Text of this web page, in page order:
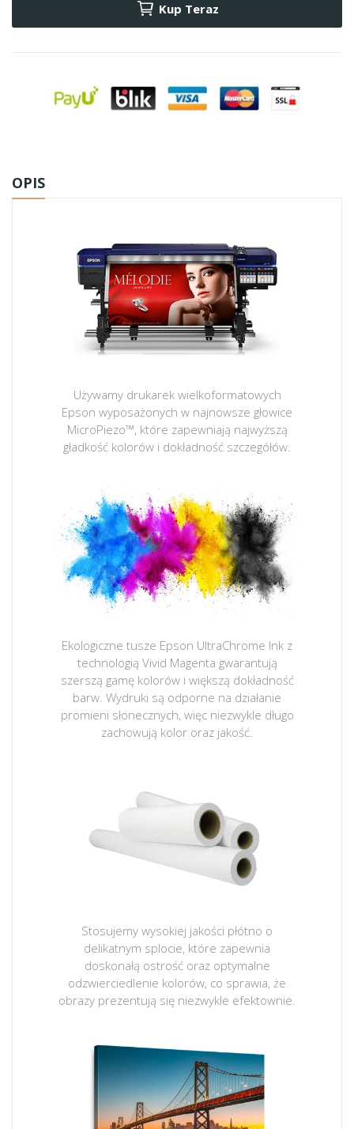
Kup Teraz
OPIS
Używamy drukarek wielkoformatowych
Epson wyposażonych w najnowsze głowice
MicroPiezo™, które zapewniają najwyższą
gładkość kolorów i dokładność szczegółów.
Ekologiczne tusze Epson UltraChrome Ink z
technologią Vivid Magenta gwarantują
szerszą gamę kolorów i większą dokładność
barw. Wydruki są odporne na działanie
promieni słonecznych, więc niezwykle długo
zachowują kolor oraz jakość.
Stosujemy wysokiej jakości płótno o
delikatnym splocie, które zapewnia
doskonałą ostrość oraz optymalne
odzwierciedlenie kolorów, co sprawia, że
obrazy prezentują się niezwykle efektownie.